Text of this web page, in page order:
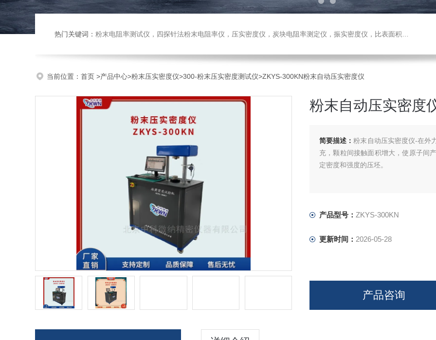
热门关键词： 粉末电阻率测试仪，四探针法粉末电阻率仪，压实密度仪，炭块电阻率测定仪，振实密度仪，比表面积测试仪，真密度仪，炭块热膨胀仪，炭块透气率仪，炭块二氧化碳反应测定仪
当前位置： 首页 >产品中心>粉末压实密度仪>300-粉末压实密度测试仪>ZKYS-300KN粉末自动压实密度仪
粉末自动压实密度
简要描述：粉末自动压实密度仪-在外
充，颗粒间接触面积增大，使原子间
定密度和强度的压坯。
产品型号： ZKYS-300KN
更新时间： 2026-05-28
产品咨询